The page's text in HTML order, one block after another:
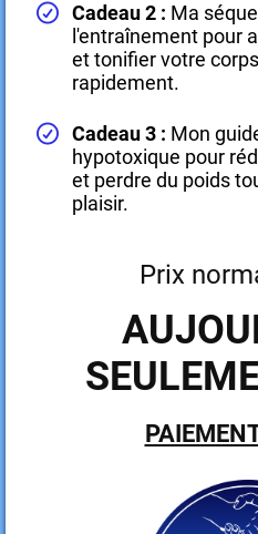
Cadeau 2 : Ma
l'entraînement pour
et tonifier votre
rapidement.
Cadeau 3 : Mon
hypotoxique pour
et perdre du poids
plaisir.
Prix